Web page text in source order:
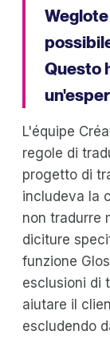
Questo
L'équipe
regole di
progetto di
includeva la
non tradurre
diciture
funzione
esclusioni di
aiutare il
escludendo